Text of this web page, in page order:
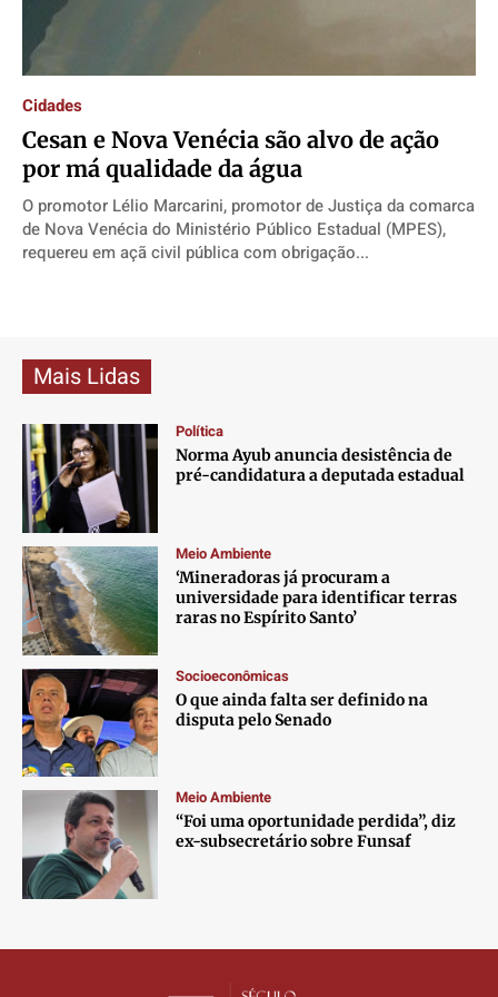
Direitos
Economia
Colunas
Caetano Roque
Jr Mignone (in memorian)
Wanda Sily
Anuncie
Quem Somos
Expediente
Contato
Anuncie
Termos de Uso
Privacidade
Direitos
Economia
Colunas
Caetano Roque
Jr Mignone (in memorian)
Wanda Sily
Anuncie
Quem Somos
Expediente
Contato
Anuncie
Termos de Uso
Privacidade
Direitos
Economia
Colunas
Caetano Roque
Jr Mignone (in memorian)
Wanda Sily
Anuncie
Quem Somos
Expediente
Contato
Anuncie
Termos de Uso
Privacidade
Direitos
Economia
Colunas
Caetano Roque
Jr Mignone (in memorian)
Wanda Sily
Anuncie
Quem Somos
Expediente
Contato
Anuncie
Termos de Uso
Privacidade
Cidades
Cesan e Nova Venécia são alvo de ação
por má qualidade da água
O promotor Lélio Marcarini, promotor de Justiça da comarca
de Nova Venécia do Ministério Público Estadual (MPES),
requereu em açã civil pública com obrigação...
Mais Lidas
Política
Norma Ayub anuncia desistência de
pré-candidatura a deputada estadual
Meio Ambiente
‘Mineradoras já procuram a
universidade para identificar terras
raras no Espírito Santo’
Socioeconômicas
O que ainda falta ser definido na
disputa pelo Senado
Meio Ambiente
“Foi uma oportunidade perdida”, diz
ex-subsecretário sobre Funsaf